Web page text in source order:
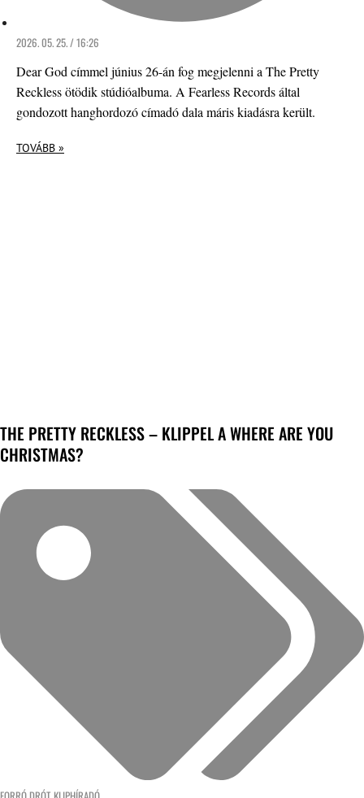
2026. 05. 25. / 16:26
Dear God címmel június 26-án fog megjelenni a The Pretty
Reckless ötödik stúdióalbuma. A Fearless Records által
gondozott hanghordozó címadó dala máris kiadásra került.
TOVÁBB »
THE PRETTY RECKLESS – KLIPPEL A WHERE ARE YOU
CHRISTMAS?